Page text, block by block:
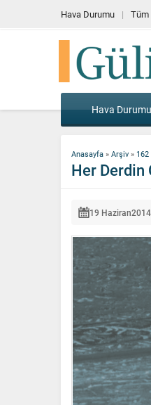
Hava Durumu Tüm
Hava Durumu
Anasayfa » Arşiv »
Her Derdin
19 Haziran2014